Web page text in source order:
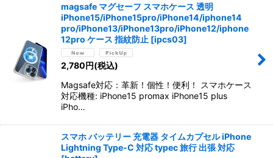
magsafe マグセーフ スマホケース 透明
iPhone15/iPhone15pro/iPhone14/iphone14
pro/iPhone13/iPhone13pro/iPhone12/iphone
12pro ケース 指紋防止 [ipcs03]
2,780 円(税込)
Magsafe対応：革新！個性！便利！ スマホケース
対応機種: iPhone15 promax iPhone15 plus
iPho…
スマホ バッテリー 充電器 タイムカプセル iPhone
Lightning Type-C 対応 typec 旅行 出張 対応